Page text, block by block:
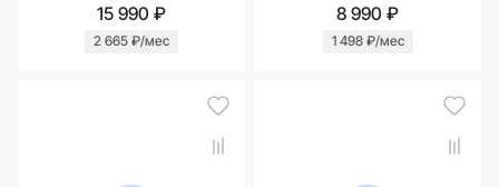
15 990 ₽
2 665 ₽/мес
8 990 ₽
1 498 ₽/мес